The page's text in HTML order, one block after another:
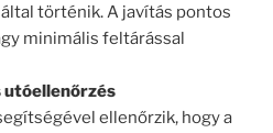
történik. A javítás pontos
minimális feltárással
utóellenőrzés
ellenőrzik, hogy a